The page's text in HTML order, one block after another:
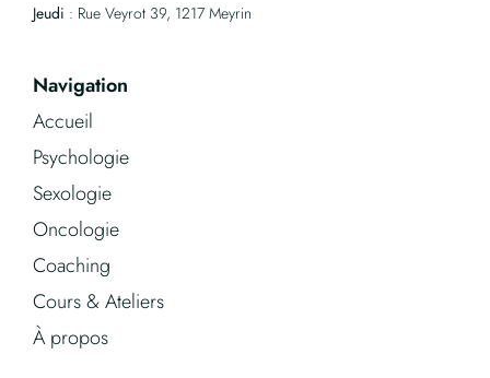
Jeudi : Rue Veyrot 39, 1217 Meyrin
Navigation
Accueil
Psychologie
Sexologie
Oncologie
Coaching
Cours & Ateliers
À propos